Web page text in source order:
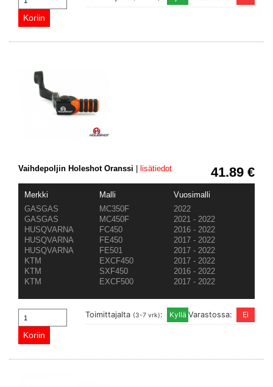
41.89 €
Vaihdepoljin Holeshot Oranssi lisätiedot
Merkki Malli
Vuosimalli
GASGAS
MC350F
2022
GASGAS
MC450F
2021 - 2022
HUSQVARNA
FC450
2016 - 2022
HUSQVARNA
FE450
2017 - 2022
HUSQVARNA
FE501
2017 - 2022
KTM
EXCF450
2017 - 2022
KTM
SXF450
2016 - 2022
KTM
EXCF500 2017 - 2022
Varastossa:
Toimittajalta (3-7 vrk):